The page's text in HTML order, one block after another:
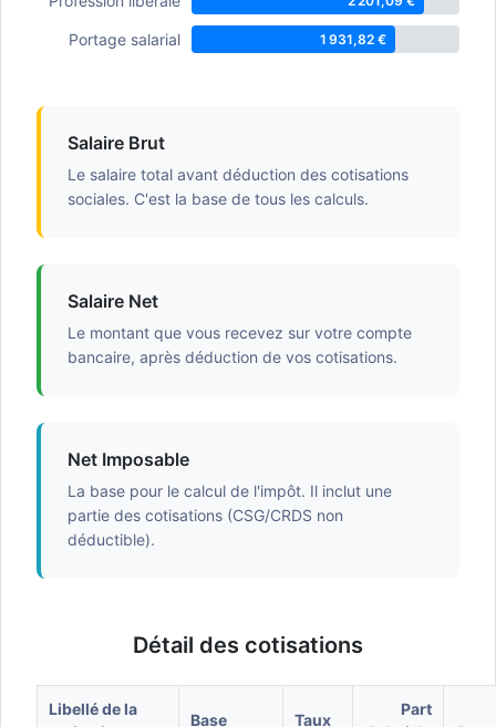
Portage salarial 1 931,82 €
Salaire Brut
Le salaire total avant déduction des cotisations
sociales. C'est la base de tous les calculs.
Salaire Net
Le montant que vous recevez sur votre compte
bancaire, après déduction de vos cotisations.
Net Imposable
La base pour le calcul de l'impôt. Il inclut une
partie des cotisations (CSG/CRDS non
déductible).
Détail des cotisations
Libellé de la
Base Taux
Part